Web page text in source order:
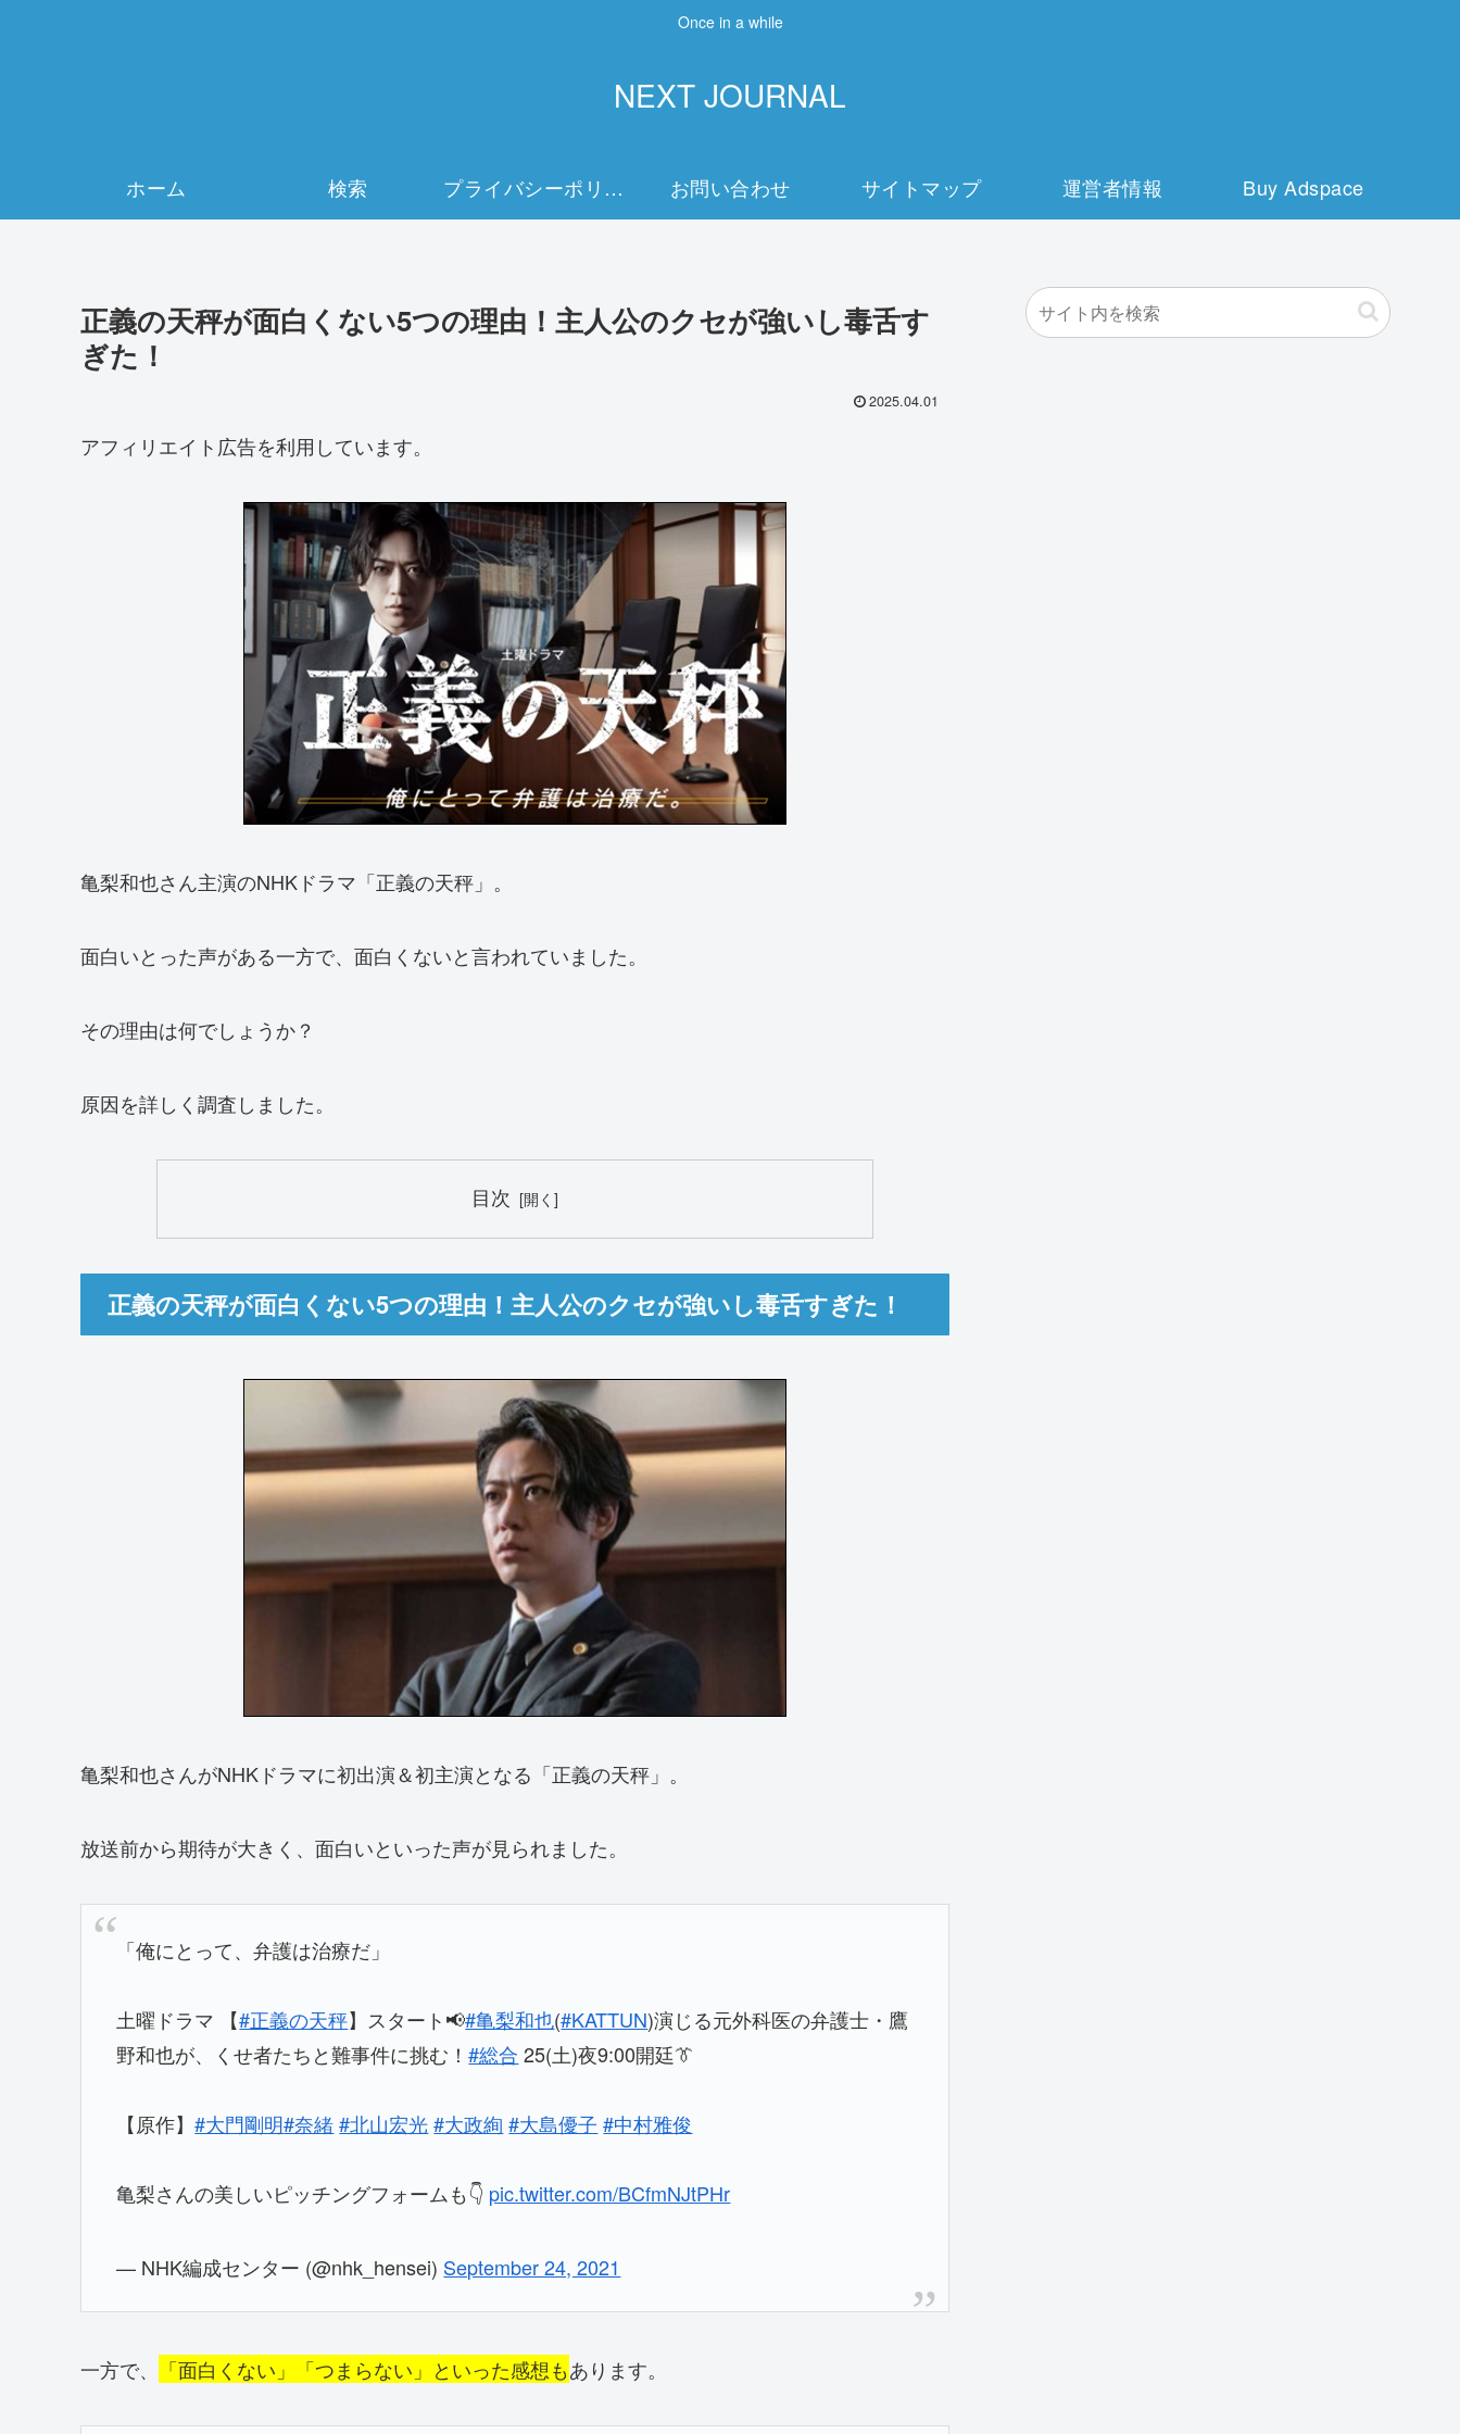
Once in a while
NEXT JOURNAL
ホーム 検索 プライバシーポリシー お問い合わせ サイトマップ 運営者情報 Buy Adspace
正義の天秤が面白くない5つの理由！主人公のクセが強いし毒舌す
ぎた！
2025.04.01
アフィリエイト広告を利用しています。
亀梨和也さん主演のNHKドラマ「正義の天秤」。
面白いとった声がある一方で、面白くないと言われていました。
その理由は何でしょうか？
原因を詳しく調査しました。
目次
正義の天秤が面白くない5つの理由！主人公のクセが強いし毒舌すぎた！
亀梨和也さんがNHKドラマに初出演＆初主演となる「正義の天秤」。
放送前から期待が大きく、面白いといった声が見られました。
「俺にとって、弁護は治療だ」
土曜ドラマ 【#正義の天秤】スタート📢#亀梨和也(#KATTUN)演じる元外科医の弁護士・鷹
野和也が、くせ者たちと難事件に挑む！#総合 25(土)夜9:00開廷👔
【原作】#大門剛明#奈緒 #北山宏光 #大政絢 #大島優子 #中村雅俊
亀梨さんの美しいピッチングフォームも👇 pic.twitter.com/BCfmNJtPHr
— NHK編成センター (@nhk_hensei) September 24, 2021
一方で、 「面白くない」「つまらない」といった感想もあります。